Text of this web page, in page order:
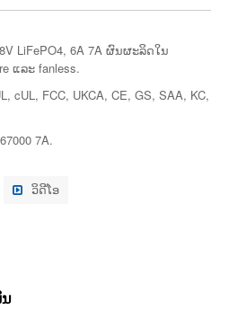
LiFePO4, 6A 7A ຜົນຜະລິດໃນ
ແລະ fanless.
cUL, FCC, UKCA, CE, GS, SAA, KC,
7A.
ວິດີໂອ